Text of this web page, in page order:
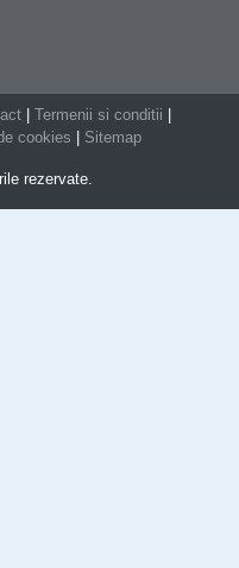
Termenii si conditii
cookies Sitemap
rezervate.